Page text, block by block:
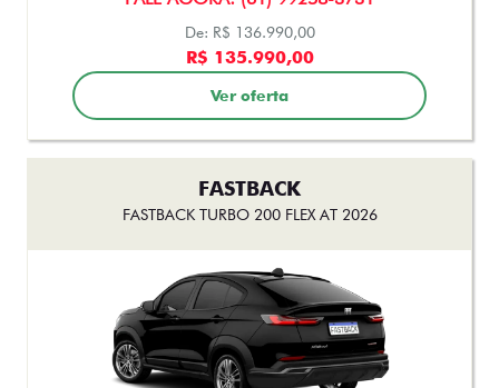
FALE AGORA: (61) 99258-3731
FINANCIAMENTO
De: R$ 136.990,00
R$ 135.990,00
Ver oferta
FASTBACK